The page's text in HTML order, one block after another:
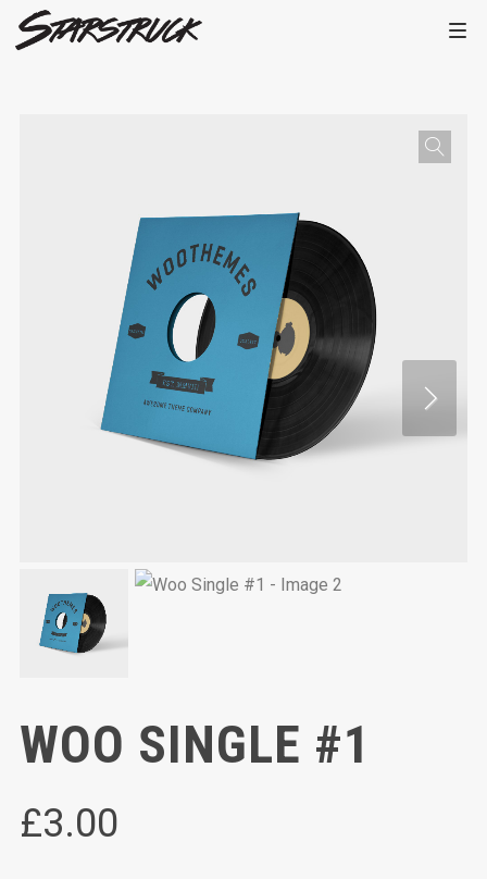
WOO SINGLE #1
£3.00